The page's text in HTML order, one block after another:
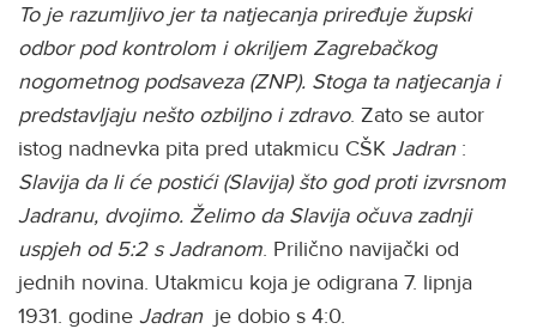
To je razumljivo jer ta natjecanja priređuje župski
odbor pod kontrolom i okriljem Zagrebačkog
nogometnog podsaveza (ZNP). Stoga ta natjecanja i
predstavljaju nešto ozbiljno i zdravo. Zato se autor
istog nadnevka pita pred utakmicu CŠK Jadran:
Slavija da li će postići (Slavija) što god proti izvrsnom
Jadranu, dvojimo. Želimo da Slavija očuva zadnji
uspjeh od 5:2 s Jadranom. Prilično navijački od
jednih novina. Utakmicu koja je odigrana 7. lipnja
1931. godine Jadranje dobio s 4:0.